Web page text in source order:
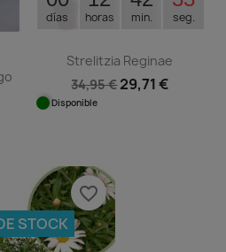
días horas min. seg.
Strelitzia Reginae
34,95 €29,71 €
Disponible
STOCK
favorite_border